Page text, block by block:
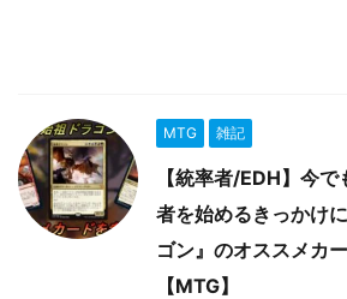
MTG 雑記
【統率者/EDH】今
者を始めるきっかけ
ゴン』のオススメカ
【MTG】